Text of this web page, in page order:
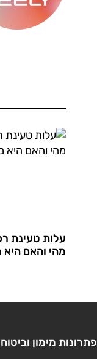
עלות טעינת
מהי והאם
פתרונות מימון וביטוח